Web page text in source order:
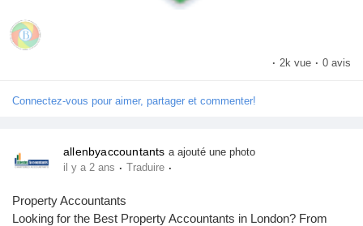
· 2k vue · 0 avis
Connectez-vous pour aimer, partager et commenter!
allenbyaccountants a ajouté une photo
il y a 2 ans · Traduire ·
Property Accountants
Looking for the Best Property Accountants in London? From